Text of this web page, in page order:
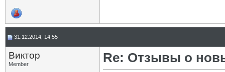
31.12.2014, 14:55
Виктор
Member
Re: Отзывы о